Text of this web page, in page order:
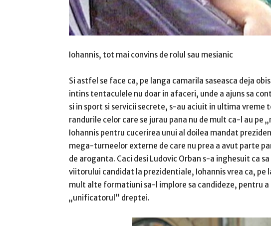
Iohannis, tot mai convins de rolul sau mesianic
Si astfel se face ca, pe langa camarila saseasca deja
intins tentaculele nu doar in afaceri, unde a ajuns sa
si in sport si servicii secrete, s-au aciuit in ultima vreme
randurile celor care se jurau pana nu de mult ca-l au pe
Iohannis pentru cucerirea unui al doilea mandat
mega-turneelor externe de care nu prea a avut parte
de aroganta. Caci desi Ludovic Orban s-a inghesuit ca
viitorului candidat la prezidentiale, Iohannis vrea ca, pe
mult alte formatiuni sa-l implore sa candideze, pentru
„unificatorul” dreptei.